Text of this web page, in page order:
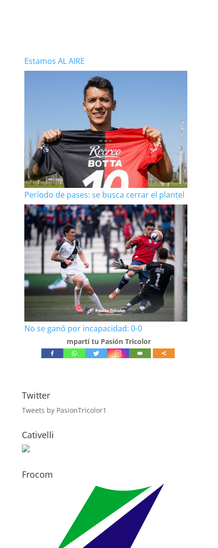
Estamos AL AIRE
Período de pases: se busca cerrar el plantel
No se ganó por incapacidad: 0-0
mpartí tu Pasión Tricolor
Twitter
Tweets by PasionTricolor1
Cativelli
Frocom